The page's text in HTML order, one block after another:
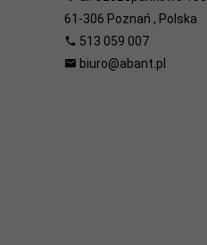
61-306 Poznań , Polska
513 059 007
biuro@abant.pl